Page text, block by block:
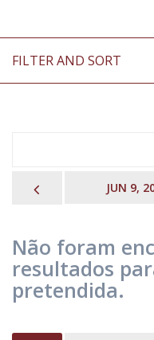
FILTER AND SORT
PREVIOUSJUN 9,
Não foram
resultados
pretendida.